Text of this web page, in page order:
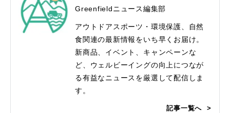
Greenfieldニュース編集部
アウトドアスポーツ・環境保護、自然
食関連の最新情報をいち早くお届け。
新商品、イベント、キャンペーンな
ど、ウェルビーイングの向上につなが
る有益なニュースを厳選して配信しま
す。
記事一覧へ